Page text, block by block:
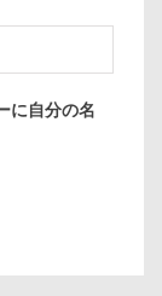
に自分の名